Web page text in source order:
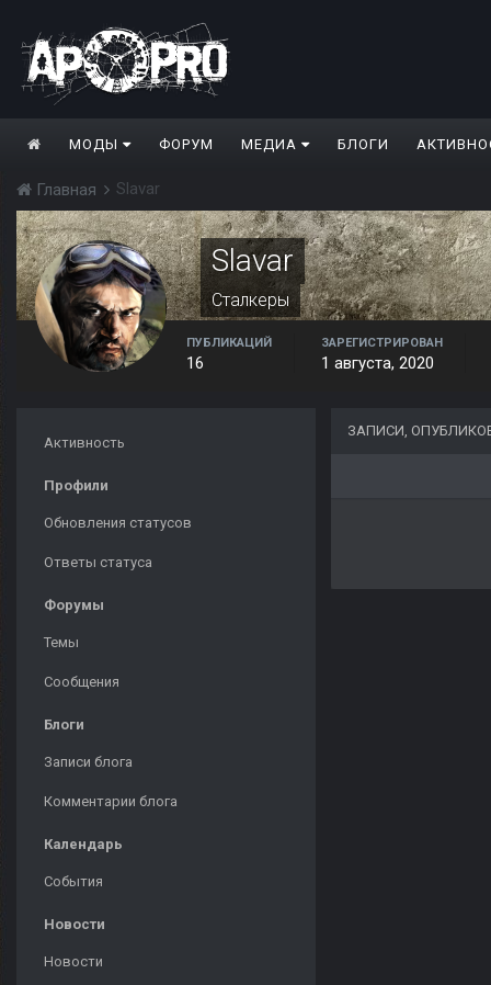
МОДЫ ФОРУМ МЕДИА БЛОГИ
Главная Slavar
Slavar
Сталкеры
ПУБЛИКАЦИЙ
16
ЗАРЕГИСТРИРОВАН
1 августа, 2020
Активность
Профили
Обновления статусов
Ответы статуса
Форумы
Темы
Сообщения
Блоги
Записи блога
Комментарии блога
Календарь
События
Новости
Новости
ЗАПИСИ,